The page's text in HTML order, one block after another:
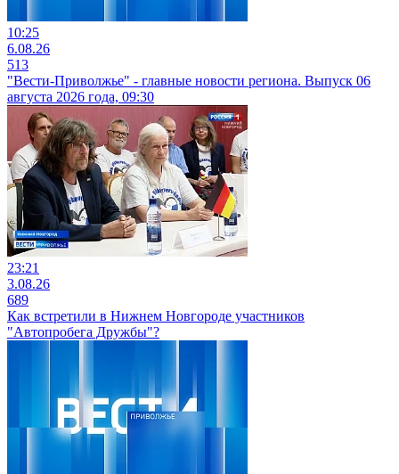
10:25
6.08.26
513
"Вести-Приволжье" - главные новости региона. Выпуск 06
августа 2026 года, 09:30
23:21
3.08.26
689
Как встретили в Нижнем Новгороде участников
"Автопробега Дружбы"?